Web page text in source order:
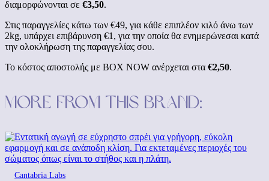
διαμορφώνονται σε €3,50.
Στις παραγγελίες κάτω των €49, για κάθε επιπλέον κιλό άνω των
2kg, υπάρχει επιβάρυνση €1, για την οποία θα ενημερώνεσαι κατά
την ολοκλήρωση της παραγγελίας σου.
Το κόστος αποστολής με BOX NOW ανέρχεται στα €2,50.
More from this brand:
Cantabria Labs